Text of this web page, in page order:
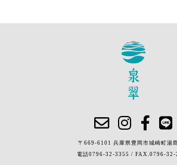
〒669-6101 兵庫県豊岡市城崎町湯
電話0796-32-3355 / FAX.0796-32-